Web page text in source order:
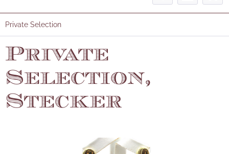
Private Selection
Private
Selection,
Stecker